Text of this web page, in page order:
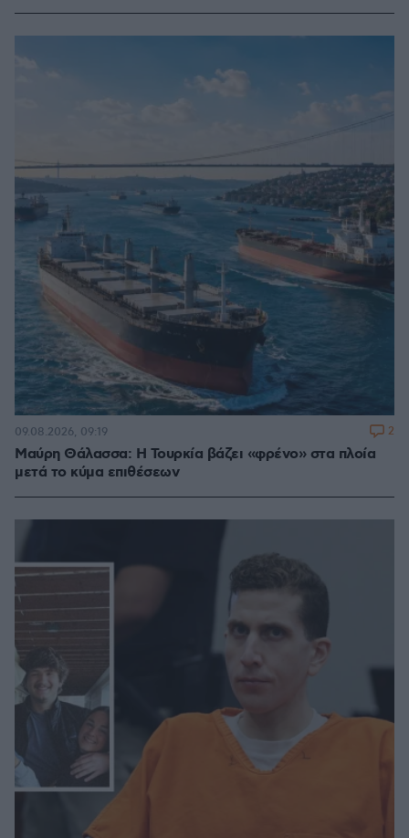
Μαύρη Θάλασσα: Η Τουρκία βάζει «φρένο» στα πλοία
μετά το κύμα επιθέσεων
09.08.2026, 09:19 2